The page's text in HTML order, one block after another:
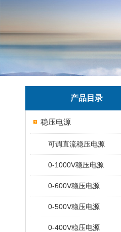
产品目录
稳压电源
可调直流稳压电源
0-1000V稳压电源
0-600V稳压电源
0-500V稳压电源
0-400V稳压电源